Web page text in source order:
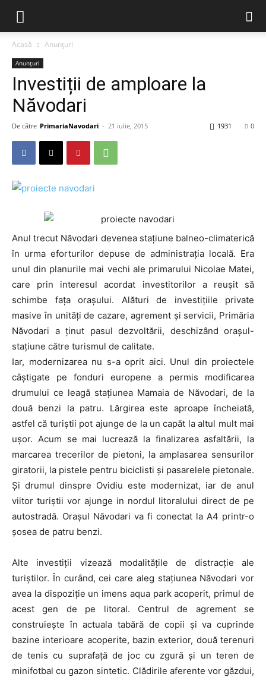
Acasă Anunțuri
Anunțuri
Investiții de amploare la
Năvodari
De către PrimariaNavodari - 21 iulie, 2015 0
1931
Anul trecut Năvodari devenea staţiune balneo-climaterică
în urma eforturilor depuse de administrația locală. Era
unul din planurile mai vechi ale primarului Nicolae Matei,
care prin interesul acordat investitorilor a reușit să
schimbe fața orașului. Alături de investiţiile private
masive în unităţi de cazare, agrement şi servicii, Primăria
Năvodari a ţinut pasul dezvoltării, deschizând oraşul-
staţiune către turismul de calitate.
Iar, modernizarea nu s-a oprit aici. Unul din proiectele
câștigate pe fonduri europene a permis modificarea
drumului ce leagă stațiunea Mamaia de Năvodari, de la
două benzi la patru. Lărgirea este aproape încheiată,
astfel că turiștii pot ajunge de la un capăt la altul mult mai
ușor. Acum se mai lucrează la finalizarea asfaltării, la
marcarea trecerilor de pietoni, la amplasarea sensurilor
giratorii, la pistele pentru biciclisti și pasarelele pietonale.
Și drumul dinspre Ovidiu este modernizat, iar de anul
viitor turiștii vor ajunge in nordul litoralului direct de pe
autostradă. Orașul Năvodari va fi conectat la A4 printr-o
şosea de patru benzi.
Alte investiții vizează modalitățile de distracție ale
turiștilor. În curând, cei care aleg stațiunea Năvodari vor
avea la dispoziție un imens aqua park acoperit, primul de
acest gen de pe litoral. Centrul de agrement se
construieşte în actuala tabără de copii şi va cuprinde
bazine interioare acoperite, bazin exterior, două terenuri
de tenis cu suprafaţă de joc cu zgură şi un teren de
minifotbal cu gazon sintetic. Clădirile aferente vor găzdui,